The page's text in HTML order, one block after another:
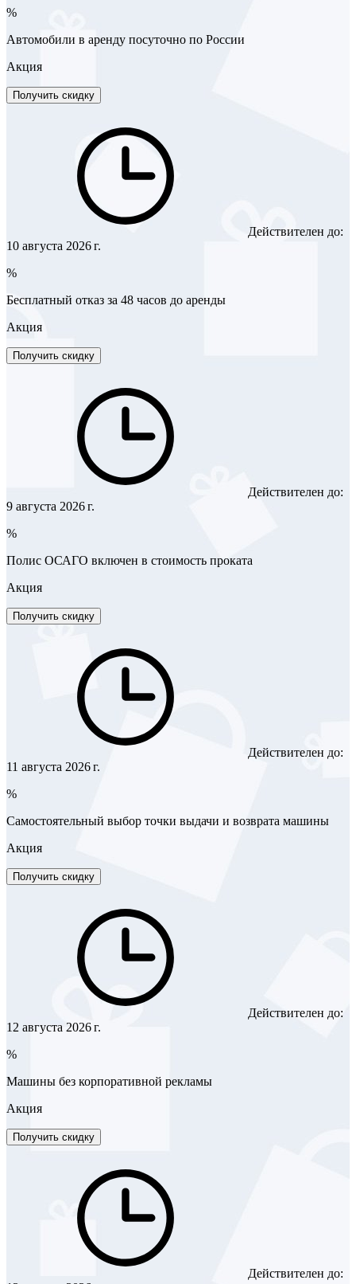
%
Автомобили в аренду посуточно по России
Акция
Получить скидку
Действителен до:
10 августа 2026 г.
%
Бесплатный отказ за 48 часов до аренды
Акция
Получить скидку
Действителен до:
9 августа 2026 г.
%
Полис ОСАГО включен в стоимость проката
Акция
Получить скидку
Действителен до:
11 августа 2026 г.
%
Самостоятельный выбор точки выдачи и возврата машины
Акция
Получить скидку
Действителен до:
12 августа 2026 г.
%
Машины без корпоративной рекламы
Акция
Получить скидку
Действителен до: